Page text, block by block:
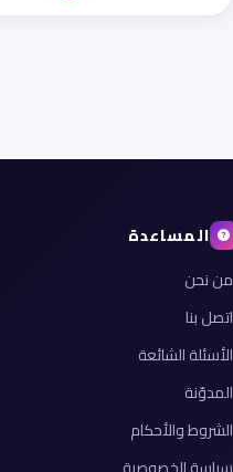
المساعدة
من نحن
اتصل بنا
الأسئلة الشائعة
المدوّنة
الشروط والأحكام